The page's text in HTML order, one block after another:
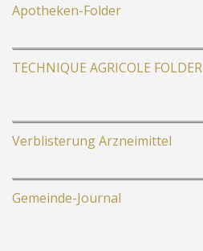
Apotheken-Folder
TECHNIQUE AGRICOLE FOLDER
Verblisterung Arzneimittel
Gemeinde-Journal